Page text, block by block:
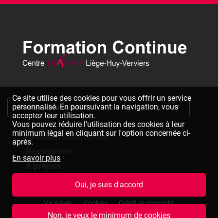
Ce site utilise des cookies pour vous offrir un service
personnalisé. En poursuivant la navigation, vous
acceptez leur utilisation.
Vous pouvez réduire l'utilisation des cookies à leur
minimum légal en cliquant sur l'option concernée ci-
après.
En savoir plus
Oui, je suis d'accord
Non, je veux le minimum de cookies
S'inscrire à la newsletter
Création d'entreprise
Formations à la création d'entreprise
Chèques formation à la création d'entreprise
Bulletin d'inscription à télécharger
À propos
Le centre IFAPME Liège-Huy-Verviers
Devenir formateur
Pied
Vie privée Cookies Crédit et copyright